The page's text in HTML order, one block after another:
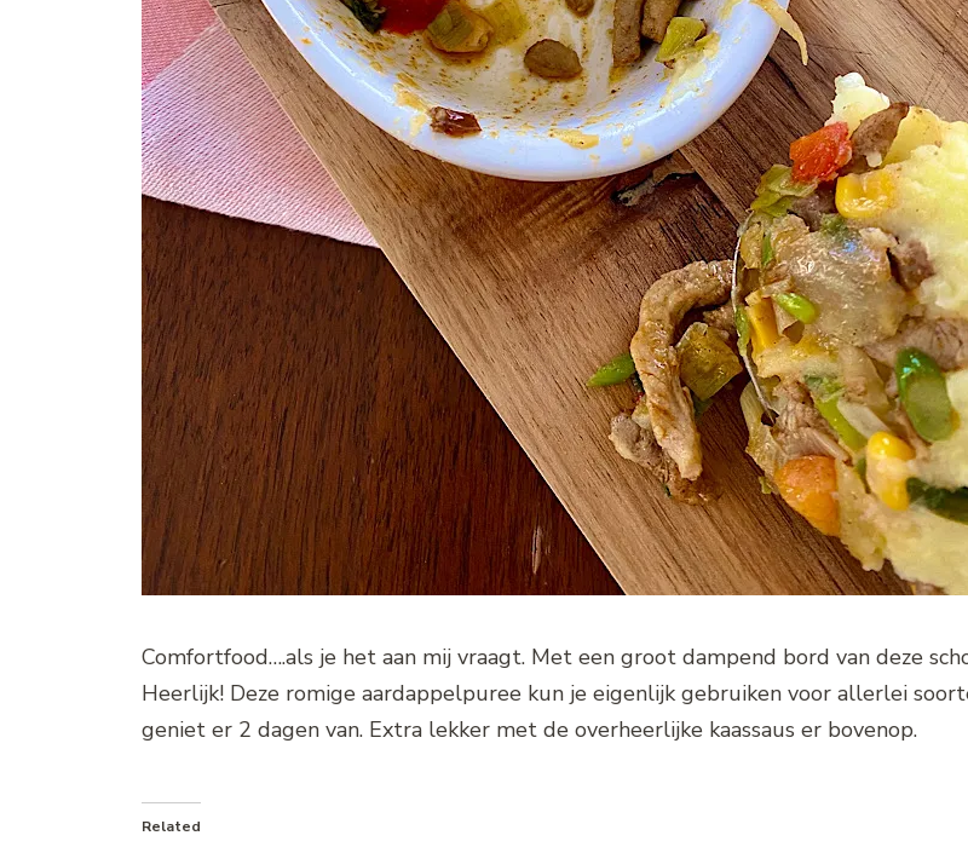
Comfortfood….als je het aan mij vraagt. Met een groot dampend bord van deze
Heerlijk! Deze romige aardappelpuree kun je eigenlijk gebruiken voor allerlei
geniet er 2 dagen van. Extra lekker met de overheerlijke kaassaus er bovenop.
Related